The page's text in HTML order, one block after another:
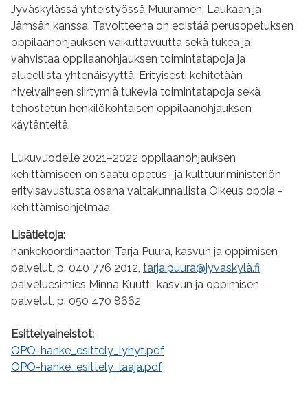
Jyväskylässä yhteistyössä Muuramen, Laukaan ja
Jämsän kanssa. Tavoitteena on edistää perusopetuksen
oppilaanohjauksen vaikuttavuutta sekä tukea ja
vahvistaa oppilaanohjauksen toimintatapoja ja
alueellista yhtenäisyyttä. Erityisesti kehitetään
nivelvaiheen siirtymiä tukevia toimintatapoja sekä
tehostetun henkilökohtaisen oppilaanohjauksen
käytänteitä.
Lukuvuodelle 2021–2022 oppilaanohjauksen
kehittämiseen on saatu opetus- ja kulttuuriministeriön
erityisavustusta osana valtakunnallista Oikeus oppia -
kehittämisohjelmaa.
Lisätietoja:
hankekoordinaattori Tarja Puura, kasvun ja oppimisen
palvelut, p. 040 776 2012, tarja.puura@jyvaskylä.fi
palveluesimies Minna Kuutti, kasvun ja oppimisen
palvelut, p. 050 470 8662
Esittelyaineistot:
OPO-hanke_esittely_lyhyt.pdf
OPO-hanke_esittely_laaja.pdf